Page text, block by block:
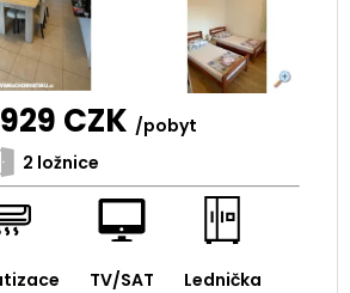
CZK /pobyt
2 ložnice
TV/SAT Lednička